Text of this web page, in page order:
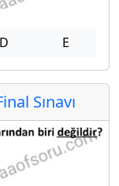
D E
Sınavı